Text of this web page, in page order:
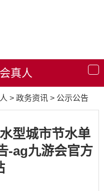
导
航
真人
> 政务资讯 > 公示公告
型城市节水单
-ag九游会官方